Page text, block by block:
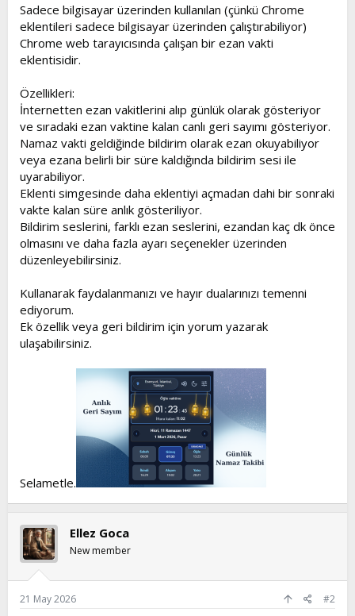
Sadece bilgisayar üzerinden kullanılan (çünkü Chrome
eklentileri sadece bilgisayar üzerinden çalıştırabiliyor)
Chrome web tarayıcısında çalışan bir ezan vakti
eklentisidir.
Özellikleri:
İnternetten ezan vakitlerini alıp günlük olarak gösteriyor
ve sıradaki ezan vaktine kalan canlı geri sayımı gösteriyor.
Namaz vakti geldiğinde bildirim olarak ezan okuyabiliyor
veya ezana belirli bir süre kaldığında bildirim sesi ile
uyarabiliyor.
Eklenti simgesinde daha eklentiyi açmadan dahi bir sonraki
vakte kalan süre anlık gösteriliyor.
Bildirim seslerini, farklı ezan seslerini, ezandan kaç dk önce
olmasını ve daha fazla ayarı seçenekler üzerinden
düzenleyebilirsiniz.
Kullanarak faydalanmanızı ve hayır dualarınızı temenni
ediyorum.
Ek özellik veya geri bildirim için yorum yazarak
ulaşabilirsiniz.
Selametle.
Ellez Goca
New member
21 May 2026 #2